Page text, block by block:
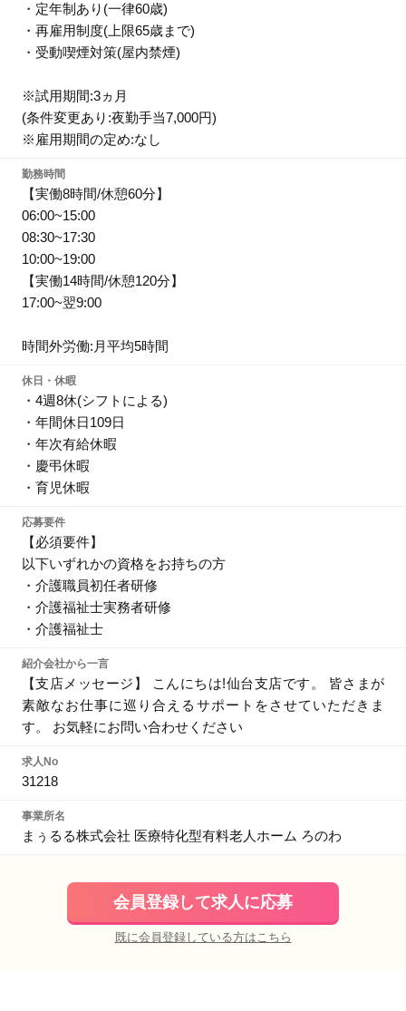
・定年制あり(一律60歳)
・再雇用制度(上限65歳まで)
・受動喫煙対策(屋内禁煙)
※試用期間:3ヵ月
(条件変更あり:夜勤手当7,000円)
※雇用期間の定め:なし
勤務時間
【実働8時間/休憩60分】
06:00~15:00
08:30~17:30
10:00~19:00
【実働14時間/休憩120分】
17:00~翌9:00
時間外労働:月平均5時間
休日・休暇
・4週8休(シフトによる)
・年間休日109日
・年次有給休暇
・慶弔休暇
・育児休暇
応募要件
【必須要件】
以下いずれかの資格をお持ちの方
・介護職員初任者研修
・介護福祉士実務者研修
・介護福祉士
紹介会社から一言
【支店メッセージ】 こんにちは!仙台支店です。 皆さまが
素敵なお仕事に巡り合えるサポートをさせていただきま
す。 お気軽にお問い合わせください
求人No
31218
事業所名
まぅるる株式会社 医療特化型有料老人ホーム ろのわ
会員登録して求人に応募
既に会員登録している方はこちら